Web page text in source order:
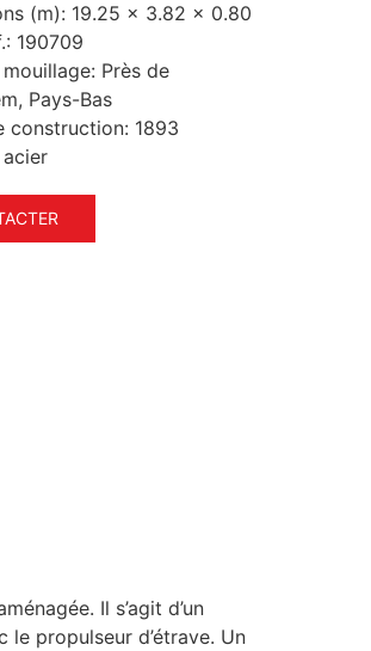
(m): 19.25 x 3.82 x 0.80
190709
Près de
Pays-Bas
construction: 1893
acier
Il s’agit d’un
propulseur d’étrave. Un